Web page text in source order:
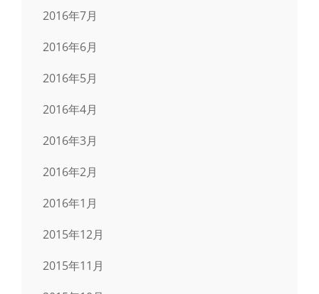
2016年7月
2016年6月
2016年5月
2016年4月
2016年3月
2016年2月
2016年1月
2015年12月
2015年11月